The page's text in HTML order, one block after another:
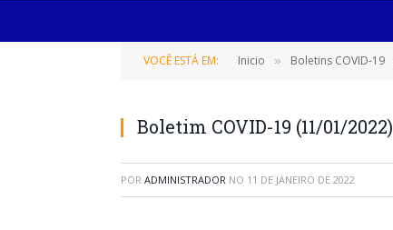
VOCÊ ESTÁ EM: Inicio » Boletins COVID-19
Boletim COVID-19 (11/01/2022)
POR ADMINISTRADOR NO 11 DE JANEIRO DE 2022